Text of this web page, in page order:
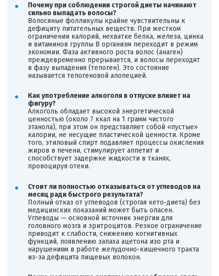
Почему при соблюдении строгой диеты начинают
сильно выпадать волосы?
Волосяные фолликулы крайне чувствительны к
дефициту питательных веществ. При жестком
ограничении калорий, нехватке белка, железа, цинка
и витаминов группы B организм переходит в режим
экономии. Фаза активного роста волос (анаген)
преждевременно прерывается, и волосы переходят
в фазу выпадения (телоген). Это состояние
называется телогеновой алопецией.
Как употребление алкоголя в отпуске влияет на
фигуру?
Алкоголь обладает высокой энергетической
ценностью (около 7 ккал на 1 грамм чистого
этанола), при этом он представляет собой «пустые»
калории, не несущие пластической ценности. Кроме
того, этиловый спирт подавляет процессы окисления
жиров в печени, стимулирует аппетит и
способствует задержке жидкости в тканях,
провоцируя отеки.
Стоит ли полностью отказываться от углеводов на
месяц ради быстрого результата?
Полный отказ от углеводов (строгая кето-диета) без
медицинских показаний может быть опасен.
Углеводы — основной источник энергии для
головного мозга и эритроцитов. Резкое ограничение
приводит к слабости, снижению когнитивных
функций, появлению запаха ацетона изо рта и
нарушениям в работе желудочно-кишечного тракта
из-за дефицита пищевых волокон.